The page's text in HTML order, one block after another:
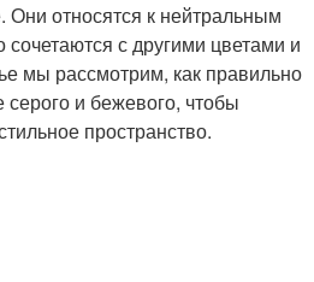
относятся к нейтральным
сочетаются с другими цветами и
мы рассмотрим, как правильно
серого и бежевого, чтобы
пространство.